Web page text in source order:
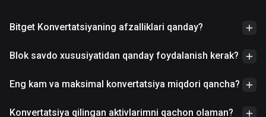
Bitget Konvertatsiyaning afzalliklari qanday?
Blok savdo xususiyatidan qanday foydalanish kerak?
Eng kam va maksimal konvertatsiya miqdori qancha?
Konvertatsiya qilingan aktivlarimni qachon olaman?